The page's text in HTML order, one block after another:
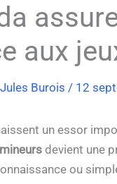
aux
Jules Burois / 12
un essor
devient une
ou